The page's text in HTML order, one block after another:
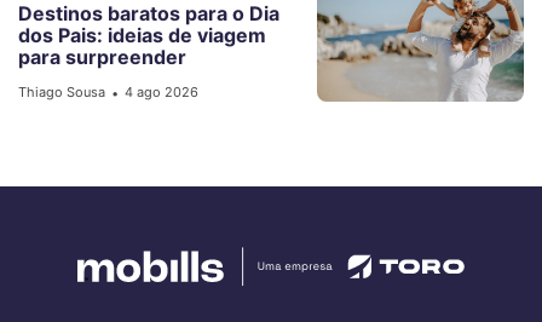
Destinos baratos para o Dia
dos Pais: ideias de viagem
para surpreender
Thiago Sousa • 4 ago 2026